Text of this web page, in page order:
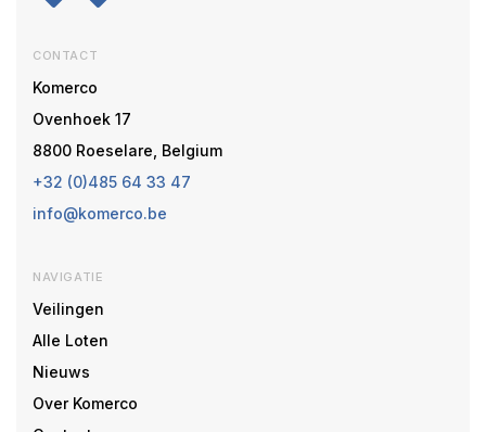
CONTACT
Komerco
Ovenhoek 17
8800 Roeselare, Belgium
+32 (0)485 64 33 47
info@komerco.be
NAVIGATIE
Veilingen
Alle Loten
Nieuws
Over Komerco